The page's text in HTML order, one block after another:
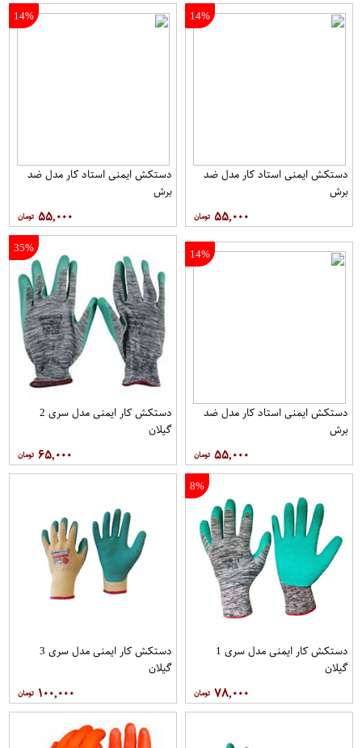
14%
دستکش ایمنی استاد کار مدل ضد
برش
۵۵,۰۰۰
14%
دستکش ایمنی استاد کار مدل ضد
برش
۵۵,۰۰۰
14%
دستکش ایمنی استاد کار مدل ضد
برش
۵۵,۰۰۰
35%
دستکش کار ایمنی مدل سری 2
گیلان
۶۵,۰۰۰
8%
دستکش کار ایمنی مدل سری 1
گیلان
۷۸,۰۰۰
دستکش کار ایمنی مدل سری 3
گیلان
۱۰۰,۰۰۰